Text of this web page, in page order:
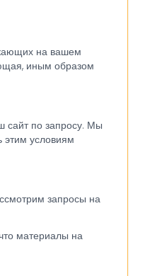
на вашем
иным образом
сайт по запросу. Мы
этим условиям
запросы на
материалы на